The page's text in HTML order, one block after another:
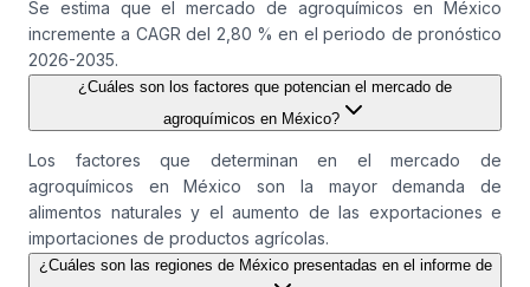
Se estima que el mercado de agroquímicos en México
incremente a CAGR del 2,80 % en el periodo de pronóstico
2026-2035.
¿Cuáles son los factores que potencian el mercado de
agroquímicos en México?
Los factores que determinan en el mercado de
agroquímicos en México son la mayor demanda de
alimentos naturales y el aumento de las exportaciones e
importaciones de productos agrícolas.
¿Cuáles son las regiones de México presentadas en el informe de